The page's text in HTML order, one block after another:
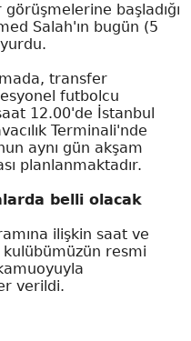
başladığı
Salah'ın bugün (5
transfer
futbolcu
12.00'de İstanbul
Terminali'nde
aynı gün akşam
planlanmaktadır.
belli olacak
ilişkin saat ve
resmi
verildi.